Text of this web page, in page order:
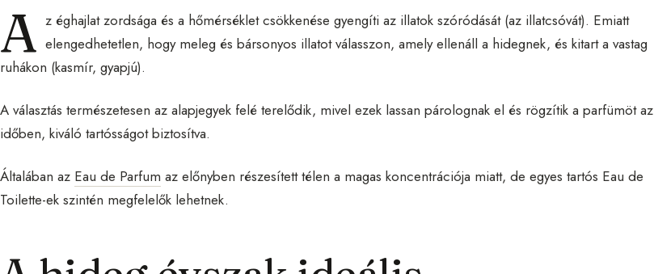
A z éghajlat zordsága és a hőmérséklet csökkenése gyengíti az illatok szóródását (az illatcsóvát). Emiatt
elengedhetetlen, hogy meleg és bársonyos illatot válasszon, amely ellenáll a hidegnek, és kitart a vastag
ruhákon (kasmír, gyapjú).
A választás természetesen az alapjegyek felé terelődik, mivel ezek lassan párolognak el és rögzítik a parfümöt az
időben, kiváló tartósságot biztosítva.
Általában az Eau de Parfum az előnyben részesített télen a magas koncentrációja miatt, de egyes tartós Eau de
Toilette-ek szintén megfelelők lehetnek.